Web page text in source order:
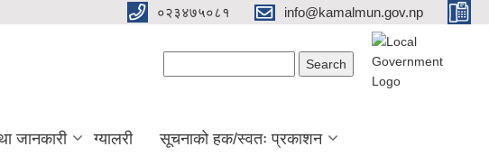
०२३४७५०८१ info@kamalmun.gov.np
जानकारी ग्यालरी सूचनाको हक/स्वतः प्रकाशन